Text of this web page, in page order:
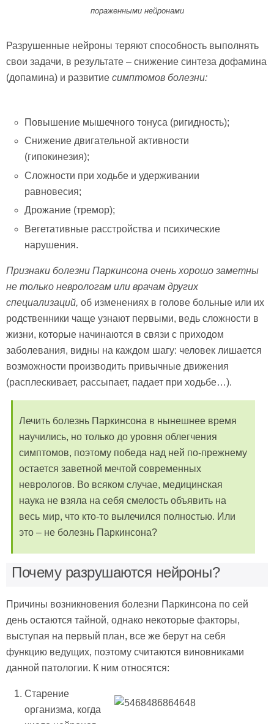
пораженными нейронами
Разрушенные нейроны теряют способность выполнять
свои задачи, в результате – снижение синтеза дофамина
(допамина) и развитие симптомов болезни:
Повышение мышечного тонуса (ригидность);
Снижение двигательной активности
(гипокинезия);
Сложности при ходьбе и удерживании
равновесия;
Дрожание (тремор);
Вегетативные расстройства и психические
нарушения.
Признаки болезни Паркинсона очень хорошо заметны
не только неврологам или врачам других
специализаций, об изменениях в голове больные или их
родственники чаще узнают первыми, ведь сложности в
жизни, которые начинаются в связи с приходом
заболевания, видны на каждом шагу: человек лишается
возможности производить привычные движения
(расплескивает, рассыпает, падает при ходьбе…).
Лечить болезнь Паркинсона в нынешнее время
научились, но только до уровня облегчения
симптомов, поэтому победа над ней по-прежнему
остается заветной мечтой современных
неврологов. Во всяком случае, медицинская
наука не взяла на себя смелость объявить на
весь мир, что кто-то вылечился полностью. Или
это – не болезнь Паркинсона?
Почему разрушаются нейроны?
Причины возникновения болезни Паркинсона по сей
день остаются тайной, однако некоторые факторы,
выступая на первый план, все же берут на себя
функцию ведущих, поэтому считаются виновниками
данной патологии. К ним относятся:
Старение
организма, когда